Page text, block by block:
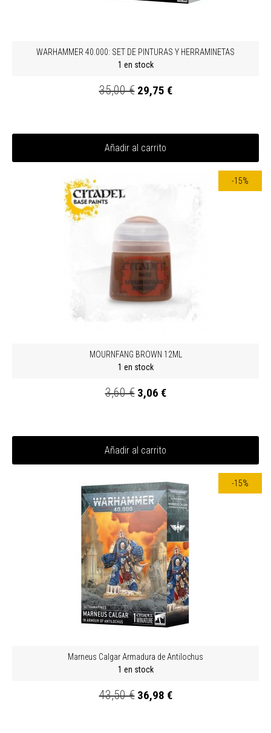
WARHAMMER 40.000: SET DE PINTURAS Y HERRAMINETAS
1 en stock
35,00 € 29,75 €
Añadir al carrito
-15%
MOURNFANG BROWN 12ML
1 en stock
3,60 € 3,06 €
Añadir al carrito
-15%
Marneus Calgar Armadura de Antilochus
1 en stock
43,50 € 36,98 €